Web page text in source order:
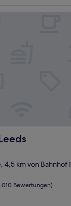
4,5 km von Bahnhof
Bewertungen)